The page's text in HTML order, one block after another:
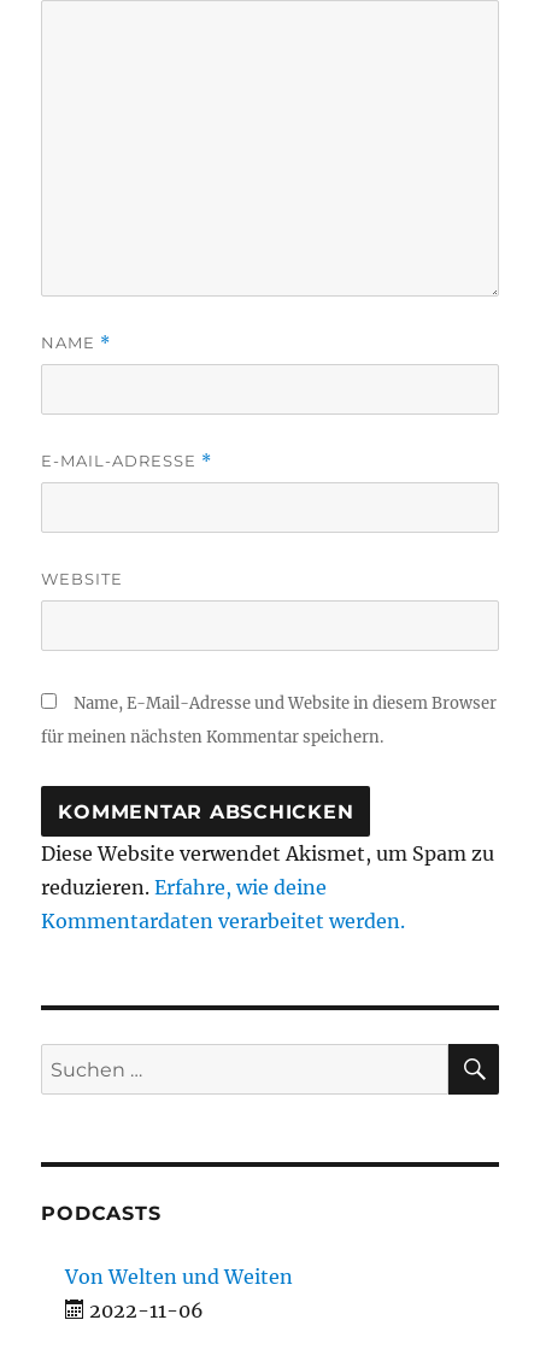
NAME *
E-MAIL-ADRESSE *
WEBSITE
Name, E-Mail-Adresse und Website in diesem Browser
für meinen nächsten Kommentar speichern.
Diese Website verwendet Akismet, um Spam zu
reduzieren.Erfahre, wie deine
Kommentardaten verarbeitet werden.
Suchen
nach:
PODCASTS
Von Welten und Weiten
2022-11-06